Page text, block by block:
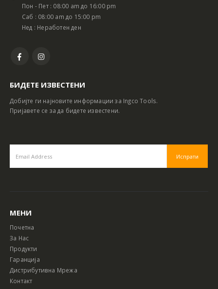
Пон - Пет : 08:00 am до 16:00 pm
Саб : 08:00 am до 15:00 pm
Нед : Неработен ден
БИДЕТЕ ИЗВЕСТЕНИ
Добијте ги најновите информации за Ingco Tools.
Пријавете се за да бидете известени.
МЕНИ
Почетна
За Нас
Продукти
Гаранција
Дистрибутивна Мрежа
Контакт